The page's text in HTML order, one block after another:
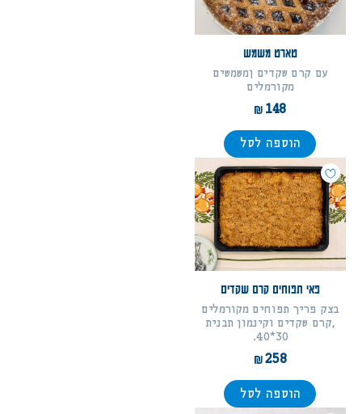
טארט משמש
עם קרם שקדים ןמשמשים
מקורמלים
148
הוספה לסל
פאי תפוחים קרם שקדים
בצק פריך תפוחים מקורמלים
,קרם שקדים וקינמון תבנית
30*40.
258
הוספה לסל